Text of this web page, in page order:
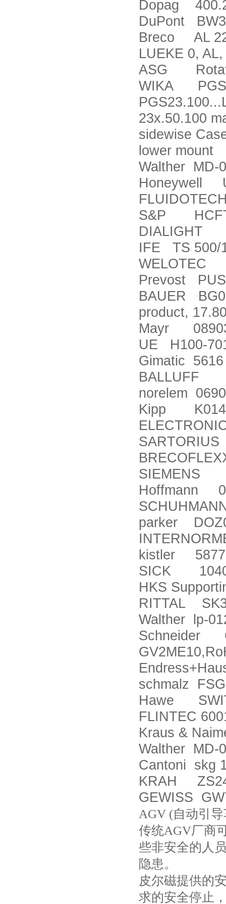
Dopag
DuPont
Breco AL 22
LUEKE 0,
ASG
WIKA
23x.50.100
sidewise
lower mount
Walther MD-
Honeywell
S&P
DIALIGHT
IFE TS 500/
WELOTEC
Prevost
BAUER
product,
Mayr
UE H100-
Gimatic 5616
BALLUFF
norelem
Kipp K0141
SIEMENS
Hoffmann
parker
kistler
SICK
HKS
RITTAL
Walther lp-
Schneider
schmalz
Hawe
FLINTEC
Kraus &
Walther MD-
Cantoni skg
KRAH
GEWISS
AGV (自动引
传统AGV厂商
些非安全的人
隐患。
皮尔磁提供的
求的安全停止